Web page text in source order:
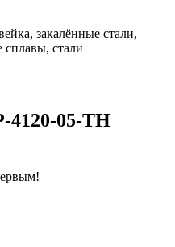
закалённые стали,
стали
4120-05-TH